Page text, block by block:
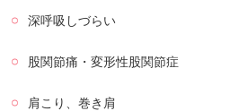
深呼吸しづらい
股関節痛・変形性股関節症
肩こり、巻き肩